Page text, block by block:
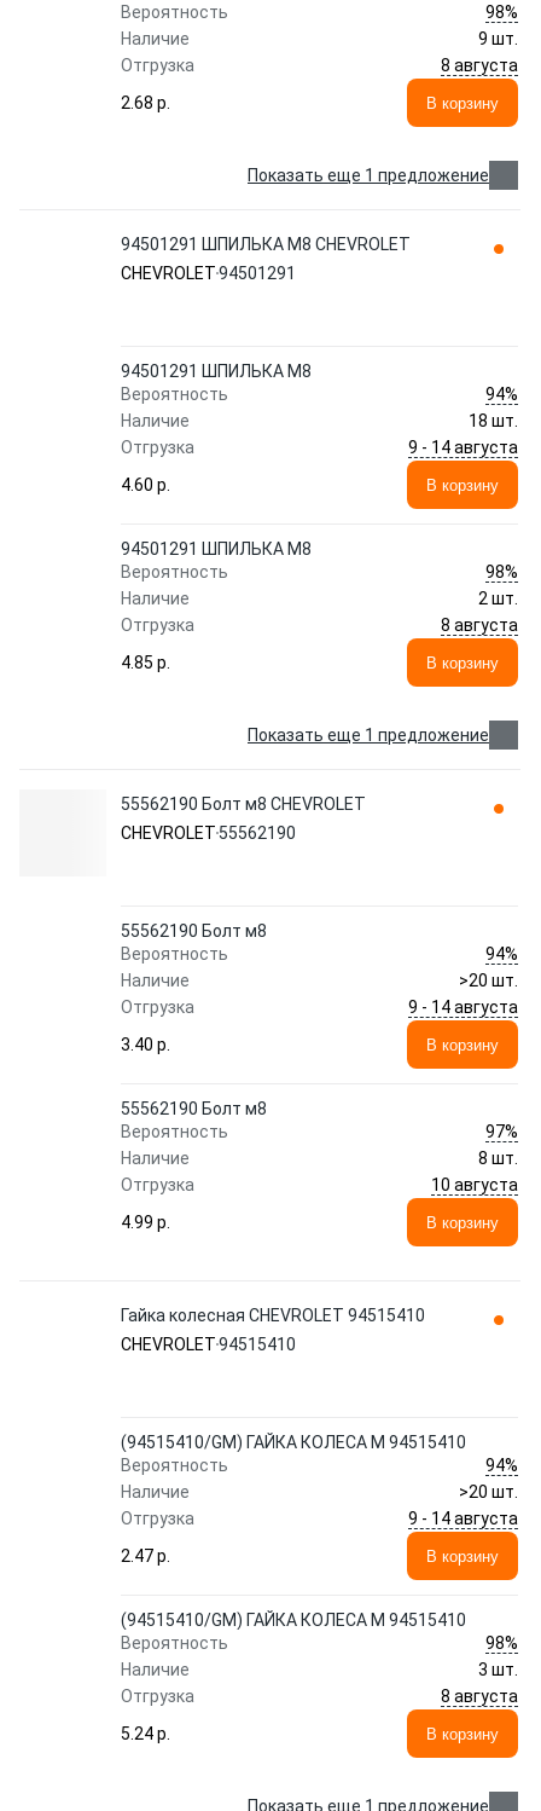
Вероятность
98%
Наличие
9 шт.
Отгрузка
8 августа
2.68 p.
В корзину
Показать еще 1 предложение
94501291 ШПИЛЬКА М8 CHEVROLET
CHEVROLET94501291
94501291 ШПИЛЬКА М8
Вероятность
94%
Наличие
18 шт.
Отгрузка
9 - 14 августа
4.60 p.
В корзину
94501291 ШПИЛЬКА М8
Вероятность
98%
Наличие
2 шт.
Отгрузка
8 августа
4.85 p.
В корзину
Показать еще 1 предложение
55562190 Болт м8 CHEVROLET
CHEVROLET 55562190
55562190 Болт м8
Вероятность
94%
Наличие
>20 шт.
Отгрузка
9 - 14 августа
3.40 p.
В корзину
55562190 Болт м8
Вероятность
97%
Наличие
8 шт.
Отгрузка
10 августа
4.99 p.
В корзину
Гайка колесная CHEVROLET 94515410
CHEVROLET94515410
(94515410/GM) ГАЙКА КОЛЕСА M 94515410
Вероятность
94%
Наличие
>20 шт.
Отгрузка
9 - 14 августа
2.47 p.
В корзину
(94515410/GM) ГАЙКА КОЛЕСА M 94515410
Вероятность
98%
Наличие
3 шт.
Отгрузка
8 августа
5.24 p.
В корзину
Показать еще 1 предложение